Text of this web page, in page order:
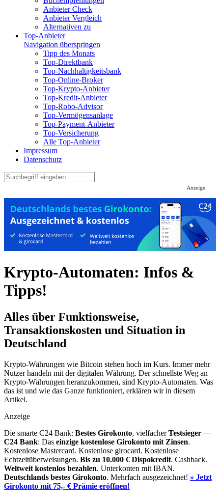
Anbieter Check
Anbieter Vergleich
Alternativen zu
Top-Anbieter
Navigation überspringen
Tipp des Monats
Top-Direktbank
Top-Nachhaltigkeitsbank
Top-Online-Broker
Top-Krypto-Anbieter
Top-Kredit-Anbieter
Top-Robo-Advisor
Top-Vermögensanlage
Top-Payment-Anbieter
Top-Versicherung
Alle Top-Anbieter
Impressum
Datenschutz
Anzeige
Krypto-Automaten: Infos &
Tipps!
Alles über Funktionsweise,
Transaktionskosten und Situation in
Deutschland
Krypto-Währungen wie Bitcoin stehen hoch im Kurs. Immer mehr
Nutzer handeln mit der digitalen Währung. Der schnellste Weg an
Krypto-Währungen heranzukommen, sind Krypto-Automaten. Was
das ist und wie das Ganze funktioniert, erklären wir in diesem
Artikel.
Anzeige
Die smarte C24 Bank: Bestes Girokonto, vielfacherTestsieger —
C24 Bank: Das einzige kostenlose Girokonto mit Zinsen.
Kostenlose Mastercard. Kostenlose girocard. Kostenlose
Echtzeitüberweisungen. Bis zu 10.000 € Dispokredit. Cashback.
Weltweit kostenlos bezahlen. Unterkonten mit IBAN.
Deutschlands bestes Girokonto. Mehrfach ausgezeichnet! » Jetzt
Girokonto mit 75,- € Prämie eröffnen!